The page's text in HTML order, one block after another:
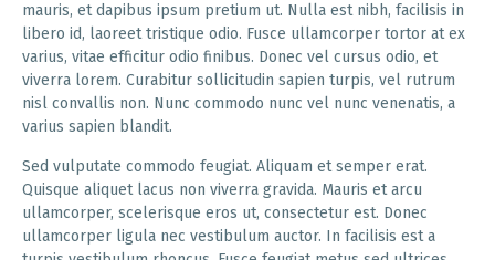
mauris, et dapibus ipsum pretium ut. Nulla est nibh, facilisis in
libero id, laoreet tristique odio. Fusce ullamcorper tortor at ex
varius, vitae efficitur odio finibus. Donec vel cursus odio, et
viverra lorem. Curabitur sollicitudin sapien turpis, vel rutrum
nisl convallis non. Nunc commodo nunc vel nunc venenatis, a
varius sapien blandit.
Sed vulputate commodo feugiat. Aliquam et semper erat.
Quisque aliquet lacus non viverra gravida. Mauris et arcu
ullamcorper, scelerisque eros ut, consectetur est. Donec
ullamcorper ligula nec vestibulum auctor. In facilisis est a